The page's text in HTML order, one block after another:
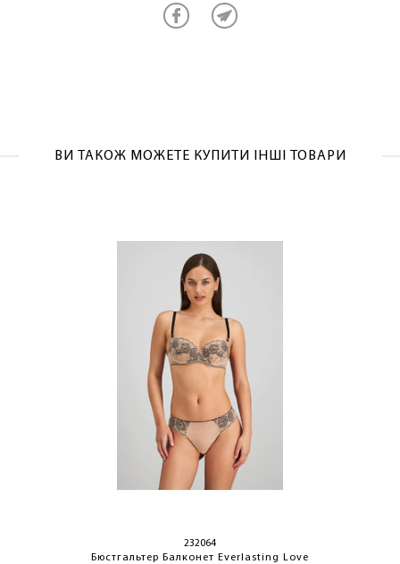
ВИ ТАКОЖ МОЖЕТЕ КУПИТИ ІНШІ ТОВАРИ
232064
Бюстгальтер Балконет Everlasting Love
ОТРИМАТИ!